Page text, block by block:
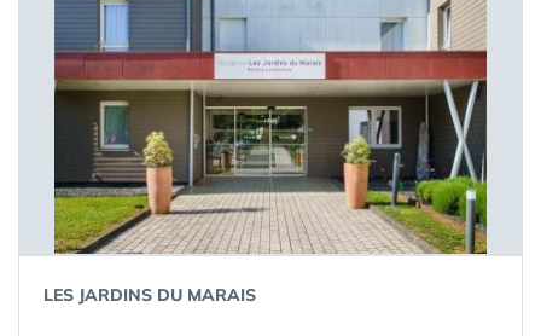
LES JARDINS DU MARAIS